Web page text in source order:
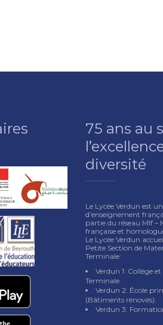
75 ans au
diversité
Le Lycée Verdun est
d’enseignement
partie du réseau Mlf –
française et
Le Lycée Verdun
Petite Section de
Terminale:
Verdun 1: Collège
Terminale
Verdun 2: École
(Bâtiments rénovés).
Verdun 3: